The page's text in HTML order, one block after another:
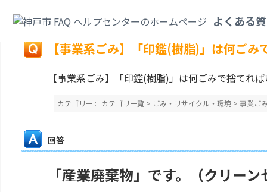
よくある
戻る
【事業系ごみ】「印鑑(樹脂)」は何ご
【事業系ごみ】「印鑑(樹脂)」は何ごみで捨てれ
カテゴリー : カテゴリ一覧 > ごみ・リサイクル・環境 > 事業ご
回答
「産業廃棄物」です。（クリー